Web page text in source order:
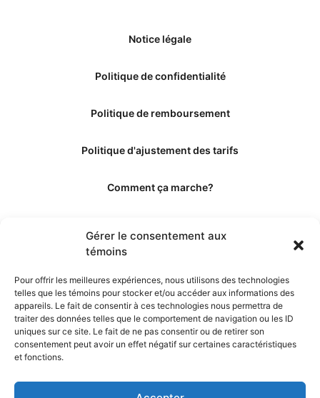
Gérer le consentement aux
témoins
Pour offrir les meilleures expériences, nous utilisons des technologies
telles que les témoins pour stocker et/ou accéder aux informations des
appareils. Le fait de consentir à ces technologies nous permettra de
traiter des données telles que le comportement de navigation ou les ID
uniques sur ce site. Le fait de ne pas consentir ou de retirer son
consentement peut avoir un effet négatif sur certaines caractéristiques
et fonctions.
Notice légale
Politique de confidentialité
Politique de remboursement
Politique d'ajustement des tarifs
Comment ça marche?
Les éditeurs
Les experts et collaborateurs